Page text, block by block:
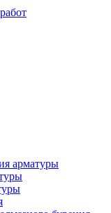
арматуры